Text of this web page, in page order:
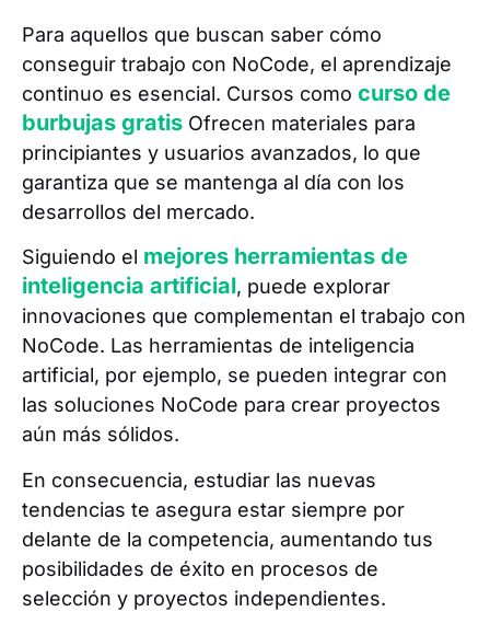
Para aquellos que buscan saber cómo
conseguir trabajo con NoCode, el aprendizaje
continuo es esencial. Cursos como curso de
burbujas gratis Ofrecen materiales para
principiantes y usuarios avanzados, lo que
garantiza que se mantenga al día con los
desarrollos del mercado.
Siguiendo el mejores herramientas de
inteligencia artificial, puede explorar
innovaciones que complementan el trabajo con
NoCode. Las herramientas de inteligencia
artificial, por ejemplo, se pueden integrar con
las soluciones NoCode para crear proyectos
aún más sólidos.
En consecuencia, estudiar las nuevas
tendencias te asegura estar siempre por
delante de la competencia, aumentando tus
posibilidades de éxito en procesos de
selección y proyectos independientes.